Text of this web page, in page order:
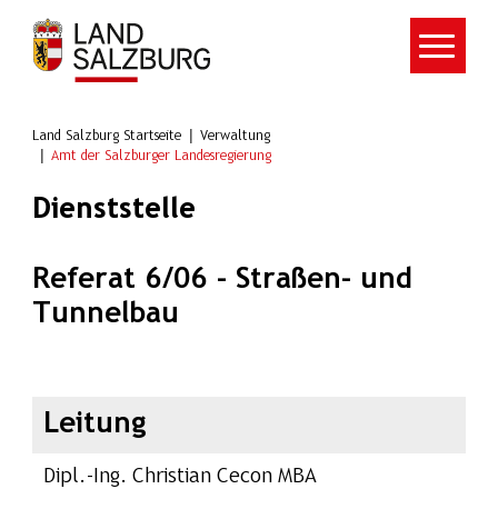
Zum Hauptinhalt springen
Land Salzburg Startseite
Verwaltung
Amt der Salzburger Landesregierung
Dienststelle
Referat 6/06 - Straßen- und
Tunnelbau
Leitung
Dipl.-Ing. Christian Cecon MBA